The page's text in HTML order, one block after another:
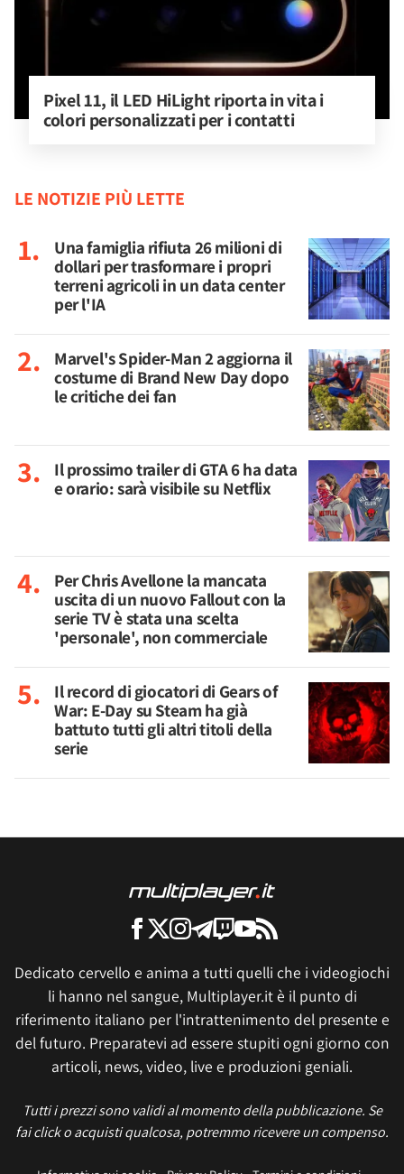
Pixel 11, il LED HiLight riporta in vita i
colori personalizzati per i contatti
LE NOTIZIE PIÙ LETTE
Una famiglia rifiuta 26 milioni di
dollari per trasformare i propri
terreni agricoli in un data center
per l'IA
Marvel's Spider-Man 2 aggiorna il
costume di Brand New Day dopo
le critiche dei fan
Il prossimo trailer di GTA 6 ha data
e orario: sarà visibile su Netflix
Per Chris Avellone la mancata
uscita di un nuovo Fallout con la
serie TV è stata una scelta
'personale', non commerciale
Il record di giocatori di Gears of
War: E-Day su Steam ha già
battuto tutti gli altri titoli della
serie
Dedicato cervello e anima a tutti quelli che i videogiochi
li hanno nel sangue, Multiplayer.it è il punto di
riferimento italiano per l'intrattenimento del presente e
del futuro. Preparatevi ad essere stupiti ogni giorno con
articoli, news, video, live e produzioni geniali.
Tutti i prezzi sono validi al momento della pubblicazione. Se
fai click o acquisti qualcosa, potremmo ricevere un compenso.